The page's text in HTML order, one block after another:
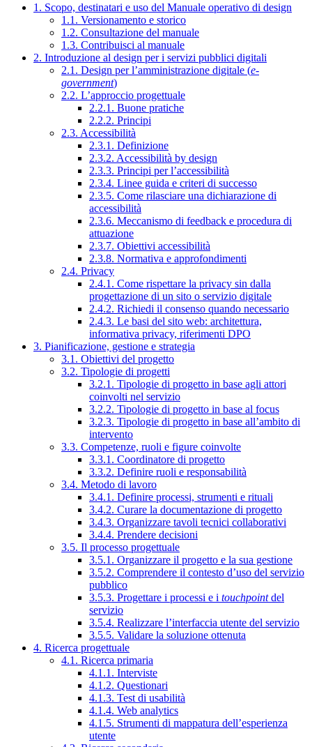
1. Scopo, destinatari e uso del Manuale operativo di design
1.1. Versionamento e storico
1.2. Consultazione del manuale
1.3. Contribuisci al manuale
2. Introduzione al design per i servizi pubblici digitali
2.1. Design per l’amministrazione digitale (e-
government)
2.2. L’approccio progettuale
2.2.1. Buone pratiche
2.2.2. Principi
2.3. Accessibilità
2.3.1. Definizione
2.3.2. Accessibilità by design
2.3.3. Principi per l’accessibilità
2.3.4. Linee guida e criteri di successo
2.3.5. Come rilasciare una dichiarazione di
accessibilità
2.3.6. Meccanismo di feedback e procedura di
attuazione
2.3.7. Obiettivi accessibilità
2.3.8. Normativa e approfondimenti
2.4. Privacy
2.4.1. Come rispettare la privacy sin dalla
progettazione di un sito o servizio digitale
2.4.2. Richiedi il consenso quando necessario
2.4.3. Le basi del sito web: architettura,
informativa privacy, riferimenti DPO
3. Pianificazione, gestione e strategia
3.1. Obiettivi del progetto
3.2. Tipologie di progetti
3.2.1. Tipologie di progetto in base agli attori
coinvolti nel servizio
3.2.2. Tipologie di progetto in base al focus
3.2.3. Tipologie di progetto in base all’ambito di
intervento
3.3. Competenze, ruoli e figure coinvolte
3.3.1. Coordinatore di progetto
3.3.2. Definire ruoli e responsabilità
3.4. Metodo di lavoro
3.4.1. Definire processi, strumenti e rituali
3.4.2. Curare la documentazione di progetto
3.4.3. Organizzare tavoli tecnici collaborativi
3.4.4. Prendere decisioni
3.5. Il processo progettuale
3.5.1. Organizzare il progetto e la sua gestione
3.5.2. Comprendere il contesto d’uso del servizio
pubblico
3.5.3. Progettare i processi e i touchpointdel
servizio
3.5.4. Realizzare l’interfaccia utente del servizio
3.5.5. Validare la soluzione ottenuta
4. Ricerca progettuale
4.1. Ricerca primaria
4.1.1. Interviste
4.1.2. Questionari
4.1.3. Test di usabilità
4.1.4. Web analytics
4.1.5. Strumenti di mappatura dell’esperienza
utente